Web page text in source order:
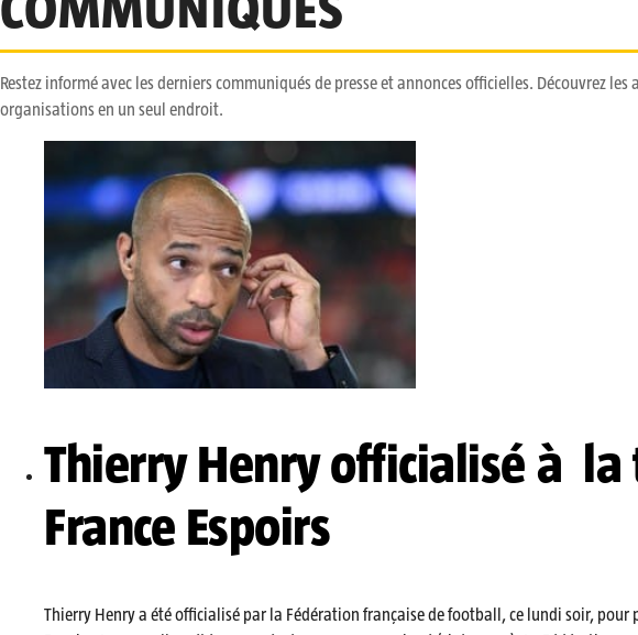
Restez informé avec les derniers communiqués de presse et annonces officielles. Découvrez
organisations en un seul endroit.
Thierry Henry officialisé à la
France Espoirs
Thierry Henry a été officialisé par la Fédération française de football, ce lundi soir, pour